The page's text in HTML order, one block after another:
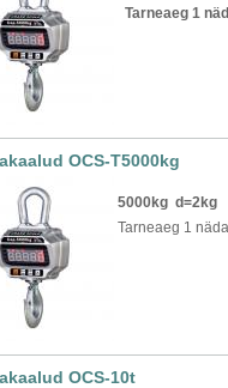
Tarneaeg 1
OCS-T5000kg
5000kg
Tarneaeg 1
OCS-10t